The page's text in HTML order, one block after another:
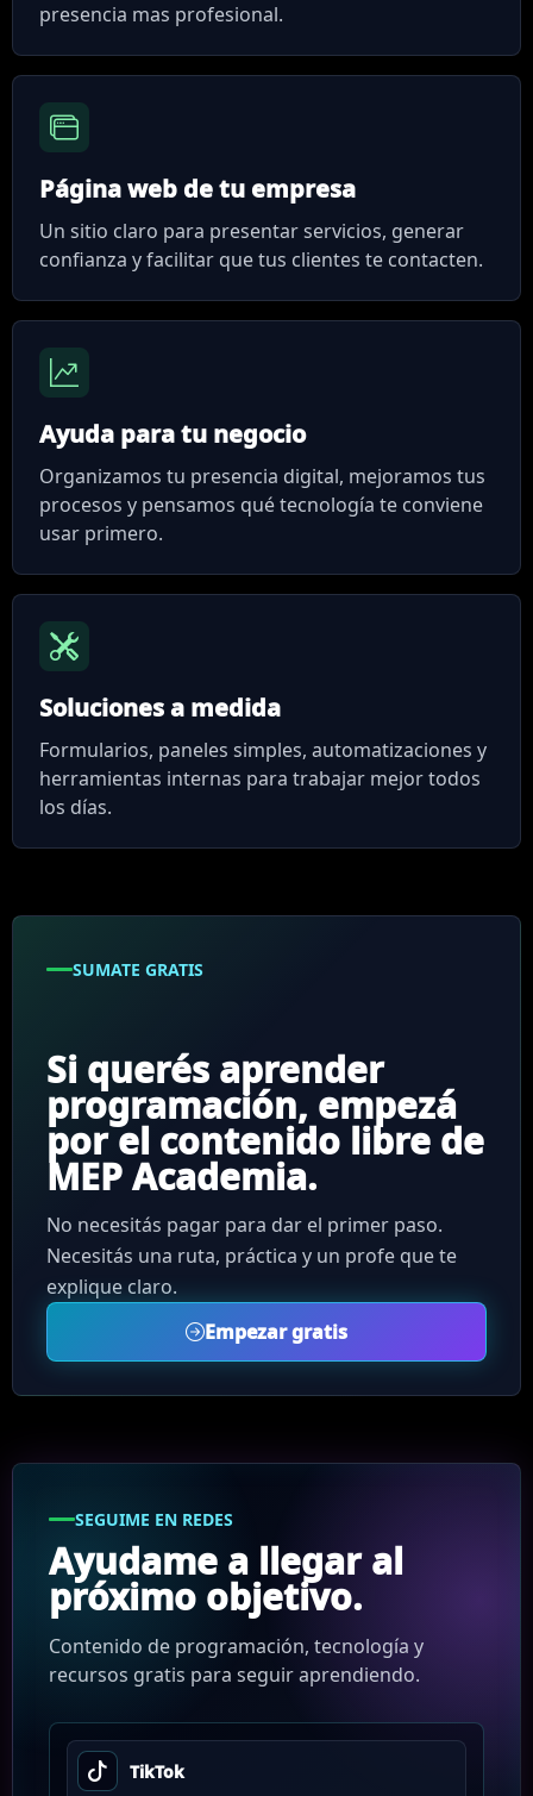
presencia mas profesional.
Página web de tu empresa
Un sitio claro para presentar servicios, generar
confianza y facilitar que tus clientes te contacten.
Ayuda para tu negocio
Organizamos tu presencia digital, mejoramos tus
procesos y pensamos qué tecnología te conviene
usar primero.
Soluciones a medida
Formularios, paneles simples, automatizaciones y
herramientas internas para trabajar mejor todos
los días.
SUMATE GRATIS
Si querés aprender
programación, empezá
por el contenido libre de
MEP Academia.
No necesitás pagar para dar el primer paso.
Necesitás una ruta, práctica y un profe que te
explique claro.
Empezar gratis
SEGUIME EN REDES
Ayudame a llegar al
próximo objetivo.
Contenido de programación, tecnología y
recursos gratis para seguir aprendiendo.
TikTok